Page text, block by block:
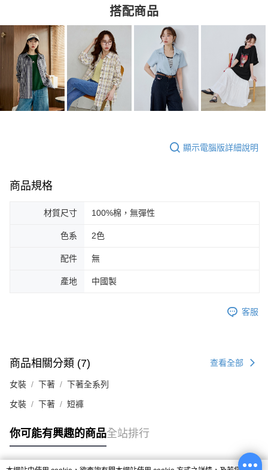
搭配商品
顯示電腦版詳細說明
商品規格
材質尺寸 100%棉，無彈性
色系 2色
配件 無
產地 中國製
客服
商品相關分類 (7) 查看全部
女裝 下著 下著全系列
女裝 下著 短褲
你可能有興趣的商品全站排行